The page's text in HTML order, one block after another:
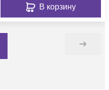
В корзину
Дальше